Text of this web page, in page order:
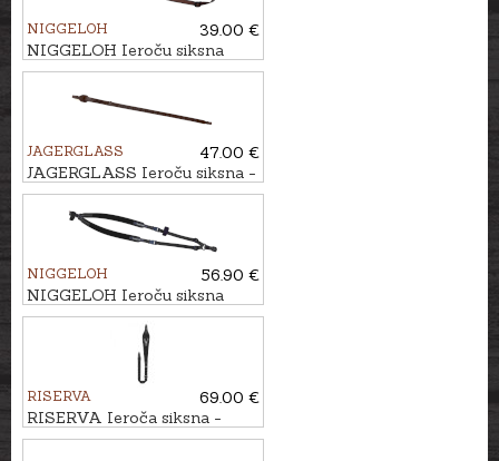
NIGGELOH
39.00 €
NIGGELOH Ieroču siksna
UNIVERSAL
JAGERGLASS
47.00 €
JAGERGLASS Ieroču siksna -
regulējama
NIGGELOH
56.90 €
NIGGELOH Ieroču siksna
BACKPACK
RISERVA
69.00 €
RISERVA Ieroča siksna -
regulējama, dabīgā Cordura,